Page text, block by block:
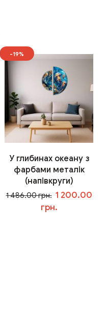
-19%
У глибинах океану з
фарбами металік
(напівкруги)
1 486.00 грн. 1 200.00
грн.